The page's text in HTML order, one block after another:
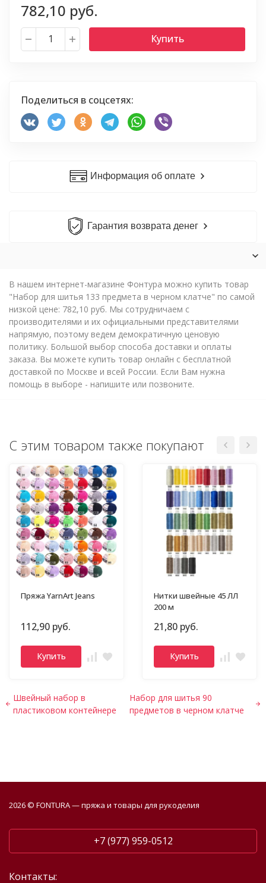
782,10 руб.
Купить
Поделиться в соцсетях:
Информация об оплате
Гарантия возврата денег
В нашем интернет-магазине Фонтура можно купить товар
"Набор для шитья 133 предмета в черном клатче" по самой
низкой цене: 782,10 руб. Мы сотрудничаем с
производителями и их официальными представителями
напрямую, поэтому ведем демократичную ценовую
политику. Большой выбор способа доставки и оплаты
заказа. Вы можете купить товар онлайн с бесплатной
доставкой по Москве и всей России. Если Вам нужна
помощь в выборе - напишите или позвоните.
С этим товаром также покупают
Пряжа YarnArt Jeans
112,90 руб.
Купить
Нитки швейные 45 ЛЛ
200 м
21,80 руб.
Купить
Швейный набор в
пластиковом контейнере
Набор для шитья 90
предметов в черном клатче
2026 © FONTURA — пряжа и товары для рукоделия
+7 (977) 959-0512
Контакты: